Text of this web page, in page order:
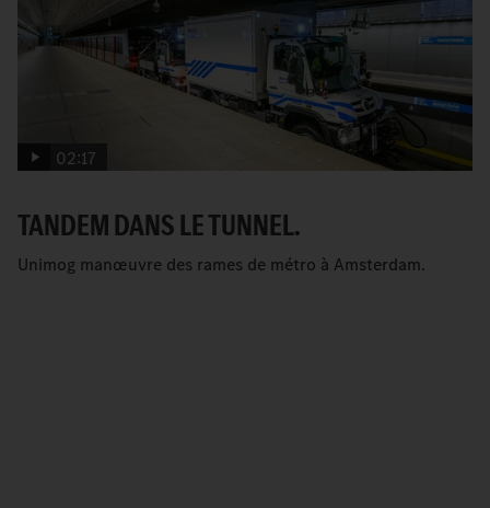
02:17
TANDEM DANS LE TUNNEL.
Unimog manœuvre des rames de métro à Amsterdam.